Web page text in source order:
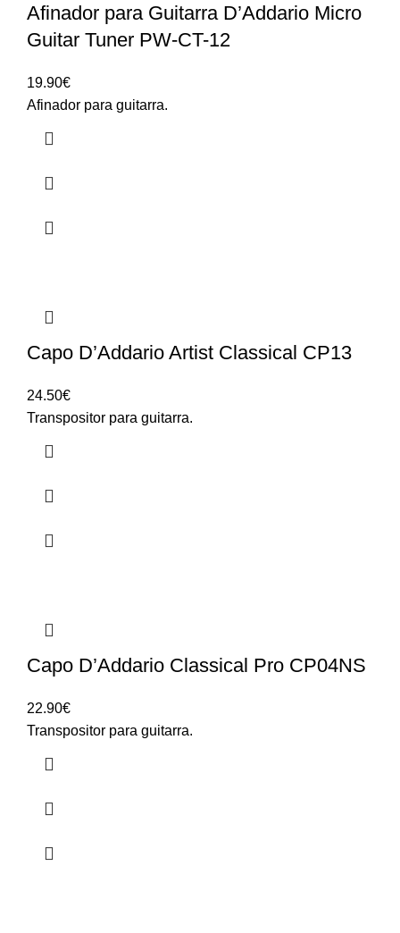
Afinador para Guitarra D’Addario Micro
Guitar Tuner PW-CT-12
19.90€
Afinador para guitarra.
Capo D’Addario Artist Classical CP13
24.50€
Transpositor para guitarra.
Capo D’Addario Classical Pro CP04NS
22.90€
Transpositor para guitarra.